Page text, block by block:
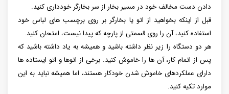
دادن دست مخالف خود در مسیر بخار از سر بخارگر خودداری کنید.
قبل از اینکه بخواهید از اتو یا بخارگر بر روی برچسب های لباس خود
استفاده کنید، آن را روی قسمتی از پارچه که پیدا نیست، امتحان کنید.
هر دو دستگاه را زیر نظر داشته باشید و همیشه به یاد داشته باشید که
پس از اتمام کار، آن ها را خاموش کنید. برخی از اتوها و اتو ایستاده ها
دارای عملکردهای خاموش شدن خودکار هستند، اما همیشه نباید به این
موارد تکیه کنید.